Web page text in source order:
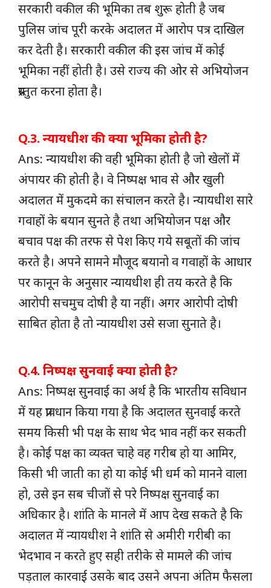
सरकारी वकील की भूमिका तब शुरू होती है जब
पुलिस जांच पूरी करके अदालत में आरोप पत्र दाखिल
कर देती है। सरकारी वकील की इस जांच में कोई
भूमिका नहीं होती है। उसे राज्य की ओर से अभियोजन
प्रस्तुत करना होता है।
Q.3. न्यायधीश की क्या भूमिका होती है?
Ans: न्यायधीश की वही भूमिका होती है जो खेलों में
अंपायर की होती है। वे निष्पक्ष भाव से और खुली
अदालत में मुकदमे का संचालन करते है। न्यायधीश सारे
गवाहों के बयान सुनते है तथा अभियोजन पक्ष और
बचाव पक्ष की तरफ से पेश किए गये सबूतों की जांच
करते है। अपने सामने मौजूद बयानो व गवाहों के आधार
पर कानून के अनुसार न्यायधीश ही तय करते है कि
आरोपी सचमुच दोषी है या नहीं। अगर आरोपी दोषी
साबित होता है तो न्यायधीश उसे सजा सुनाते है।
Q.4. निष्पक्ष सुनवाई क्या होती है?
Ans: निष्पक्ष सुनवाई का अर्थ है कि भारतीय सविधान
में यह प्रावधान किया गया है कि अदालत सुनवाई करते
समय किसी भी पक्ष के साथ भेद भाव नहीं कर सकती
है। कोई पक्ष का व्यक्त चाहे वह गरीब हो या आमिर,
किसी भी जाती का हो या कोई भी धर्म को मानने वाला
हो, उसे इन सब चीजों से परे निष्पक्ष सुनवाई का
अधिकार है। शांति के मानले में आप देख सकते है कि
अदालत में न्यायधीश ने शांति से अमीरी गरीबी का
भेदभाव न करते हुए सही तरीके से मामले की जांच
पड़ताल कारवाई उसके बाद उसने अपना अंतिम फैसला